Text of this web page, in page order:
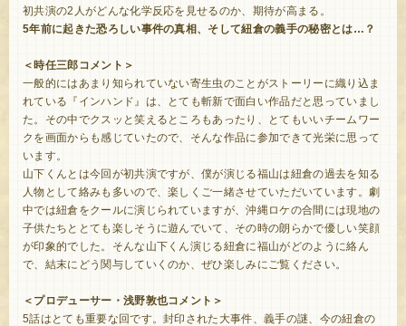
初共演の2人がどんな化学反応を見せるのか、期待が高まる。
5年前に起きた恐ろしい事件の真相、そして紐倉の義手の秘密とは…？
＜時任三郎コメント＞
一般的にはあまり知られていない寄生虫のことがストーリーに織り込ま
れている『インハンド』は、とても斬新で面白い作品だと思っていまし
た。その中でクスッと笑えるところもあったり、とてもいいチームワー
クを画面からも感じていたので、そんな作品に参加できて光栄に思って
います。
山下くんとは今回が初共演ですが、僕が演じる福山は紐倉の過去を知る
人物として絡みも多いので、楽しくご一緒させていただいています。劇
中では紐倉をクールに演じられていますが、沖縄ロケの合間には現地の
子供たちととても楽しそうに遊んでいて、その時の朗らかで優しい笑顔
が印象的でした。そんな山下くん演じる紐倉に福山がどのように絡ん
で、結末にどう関与していくのか、ぜひ楽しみにご覧ください。
＜プロデューサー・浅野敦也コメント＞
5話はとても重要な回です。封印された大事件、義手の謎、今の紐倉の